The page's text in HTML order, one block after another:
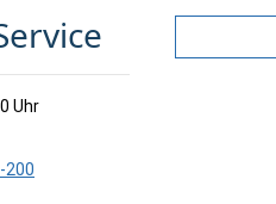
Uhr
200